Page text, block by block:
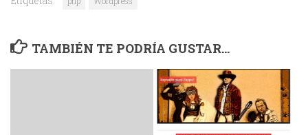
TAMBIÉN TE PODRÍA GUSTAR...